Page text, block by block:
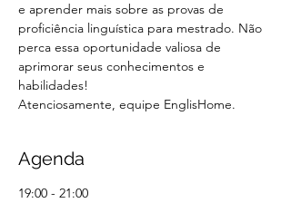
e aprender mais sobre as provas de
proficiência linguística para mestrado. Não
perca essa oportunidade valiosa de
aprimorar seus conhecimentos e
habilidades!
Atenciosamente, equipe EnglisHome.
Agenda
19:00 - 21:00